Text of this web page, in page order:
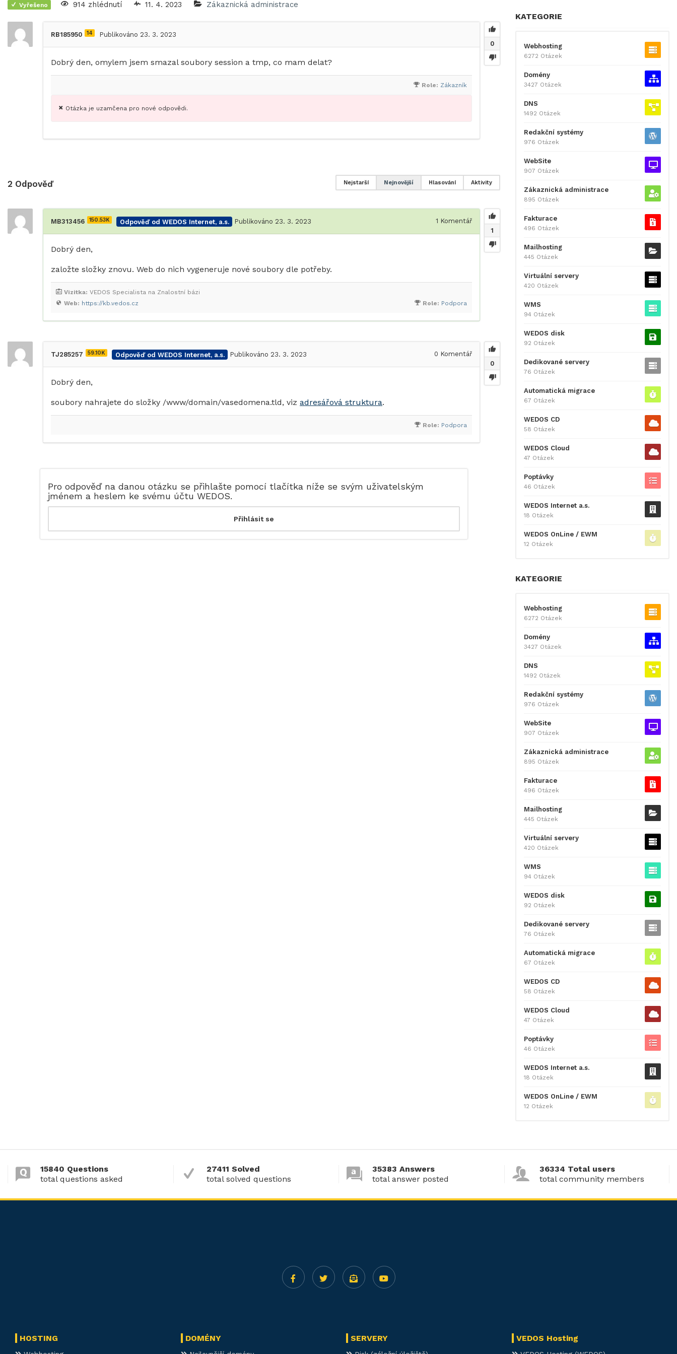
Vyřešeno 914 zhlédnutí 11. 4. 2023 Zákaznická administrace
0
RB185950 14 Publikováno 23. 3. 2023
Dobrý den, omylem jsem smazal soubory session a tmp, co mam delat?
Role: Zákazník
Otázka je uzamčena pro nové odpovědi.
2 Odpověď Aktivity
Hlasování
Nejnovější
Nejstarší
1
MB313456 150.53K Odpověď od WEDOS Internet, a.s. Publikováno 23. 3. 2023 1 Komentář
Dobrý den,
založte složky znovu. Web do nich vygeneruje nové soubory dle potřeby.
Role: Podpora
Web: https://kb.vedos.cz
Vizitka: VEDOS Specialista na Znalostní bázi
0
TJ285257 59.10K Odpověď od WEDOS Internet, a.s. Publikováno 23. 3. 2023 0 Komentář
Dobrý den,
soubory nahrajete do složky /www/domain/vasedomena.tld, viz adresářová struktura.
Role: Podpora
Pro odpověď na danou otázku se přihlašte pomocí tlačítka níže se svým uživatelským
jménem a heslem ke svému účtu WEDOS.
KATEGORIE
Webhosting
6272 Otázek
Domény
3427 Otázek
DNS
1492 Otázek
Redakční systémy
976 Otázek
WebSite
907 Otázek
Zákaznická administrace
895 Otázek
Fakturace
496 Otázek
Mailhosting
445 Otázek
Virtuální servery
420 Otázek
WMS
94 Otázek
WEDOS disk
92 Otázek
Dedikované servery
76 Otázek
Automatická migrace
67 Otázek
WEDOS CD
58 Otázek
WEDOS Cloud
47 Otázek
Poptávky
46 Otázek
WEDOS Internet a.s.
18 Otázek
WEDOS OnLine / EWM
12 Otázek
KATEGORIE
Webhosting
6272 Otázek
Domény
3427 Otázek
DNS
1492 Otázek
Redakční systémy
976 Otázek
WebSite
907 Otázek
Zákaznická administrace
895 Otázek
Fakturace
496 Otázek
Mailhosting
445 Otázek
Virtuální servery
420 Otázek
WMS
94 Otázek
WEDOS disk
92 Otázek
Dedikované servery
76 Otázek
Automatická migrace
67 Otázek
WEDOS CD
58 Otázek
WEDOS Cloud
47 Otázek
Poptávky
46 Otázek
WEDOS Internet a.s.
18 Otázek
WEDOS OnLine / EWM
12 Otázek
15840 Questions
total questions asked
27411 Solved
total solved questions
35383 Answers
total answer posted
36334 Total users
total community members
HOSTING DOMÉNY SERVERY VEDOS Hosting